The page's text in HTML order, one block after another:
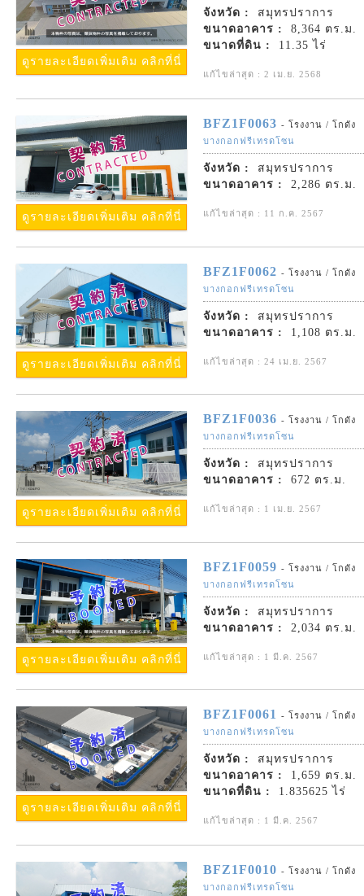
ดูรายละเอียดเพิ่มเติม คลิกที่นี่
จังหวัด :
สมุทรปราการ
ขนาดอาคาร :
8,364 ตร.ม.
ขนาดที่ดิน :
11.35 ไร่
แก้ไขล่าสุด : 2 เม.ย. 2568
ดูรายละเอียดเพิ่มเติม คลิกที่นี่
BFZ1F0063 - โรงงาน / โกดัง
บางกอกฟรีเทรดโซน
จังหวัด :
สมุทรปราการ
ขนาดอาคาร :
2,286 ตร.ม.
แก้ไขล่าสุด : 11 ก.ค. 2567
ดูรายละเอียดเพิ่มเติม คลิกที่นี่
BFZ1F0062 - โรงงาน / โกดัง
บางกอกฟรีเทรดโซน
จังหวัด :
สมุทรปราการ
ขนาดอาคาร :
1,108 ตร.ม.
แก้ไขล่าสุด : 24 เม.ย. 2567
ดูรายละเอียดเพิ่มเติม คลิกที่นี่
BFZ1F0036 - โรงงาน / โกดัง
บางกอกฟรีเทรดโซน
จังหวัด :
สมุทรปราการ
ขนาดอาคาร :
672 ตร.ม.
แก้ไขล่าสุด : 1 เม.ย. 2567
ดูรายละเอียดเพิ่มเติม คลิกที่นี่
BFZ1F0059 - โรงงาน / โกดัง
บางกอกฟรีเทรดโซน
จังหวัด :
สมุทรปราการ
ขนาดอาคาร :
2,034 ตร.ม.
แก้ไขล่าสุด : 1 มี.ค. 2567
ดูรายละเอียดเพิ่มเติม คลิกที่นี่
BFZ1F0061
- โรงงาน / โกดัง
บางกอกฟรีเทรดโซน
จังหวัด :
สมุทรปราการ
ขนาดอาคาร :
1,659 ตร.ม.
ขนาดที่ดิน :
1.835625 ไร่
แก้ไขล่าสุด : 1 มี.ค. 2567
BFZ1F0010 - โรงงาน / โกดัง
บางกอกฟรีเทรดโซน